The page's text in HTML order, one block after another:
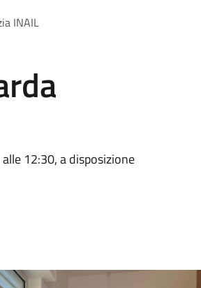
INAIL
12:30, a disposizione